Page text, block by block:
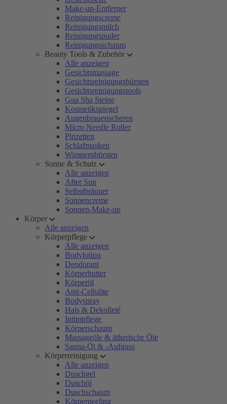
Make-up-Entferner
Reinigungscreme
Reinigungsmilch
Reinigungspuder
Reinigungsschaum
Beauty Tools & Zubehör
Alle anzeigen
Gesichtsmassage
Gesichtsreinigungsbürsten
Gesichtsreinigungstools
Gua Sha Steine
Kosmetikspiegel
Augenbrauenscheren
Micro Needle Roller
Pinzetten
Schlafmasken
Wimpernbürsten
Sonne & Schutz
Alle anzeigen
After Sun
Selbstbräuner
Sonnencreme
Sonnen-Make-up
Körper
Alle anzeigen
Körperpflege
Alle anzeigen
Bodylotion
Deodorant
Körperbutter
Körperöl
Anti-Cellulite
Bodyspray
Hals & Dekolleté
Intimpflege
Körperschaum
Massageöle & ätherische Öle
Sauna-Öl & -Aufguss
Körperreinigung
Alle anzeigen
Duschgel
Duschöl
Duschschaum
Körperpeeling